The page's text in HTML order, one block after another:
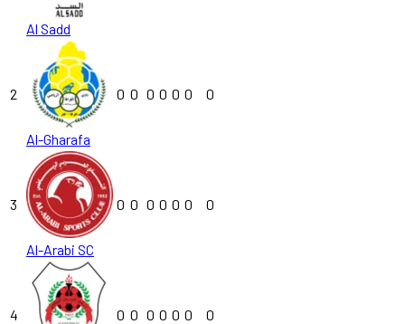
Al Sadd
2
Al-Gharafa
0 0 0 0 0 0 0
3
Al-Arabi SC
0 0 0 0 0 0 0
4 0 0 0 0 0 0 0